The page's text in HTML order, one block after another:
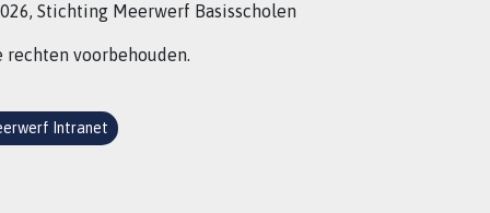
Stichting Meerwerf Basisscholen
rechten voorbehouden.
Intranet